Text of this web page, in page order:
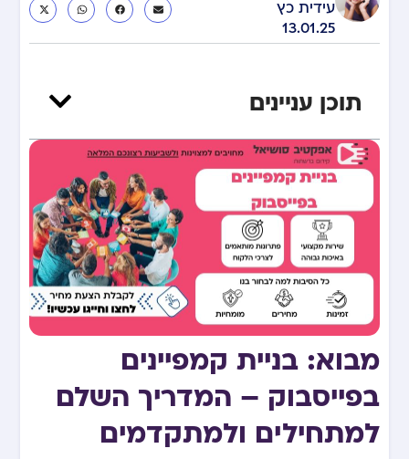
עידית כץ
13.01.25
תוכן עניינים
מבוא: בניית קמפיינים
בפייסבוק – המדריך השלם
למתחילים ולמתקדמים